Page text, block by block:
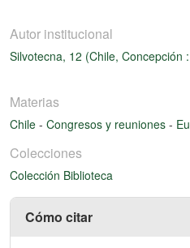
Autor institucional
Silvotecna, 12 (Chile, Concepción
Materias
Chile - Congresos y reuniones -
Colecciones
Colección Biblioteca
Cómo citar